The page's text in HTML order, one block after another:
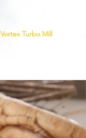
Vortex Turbo Mill